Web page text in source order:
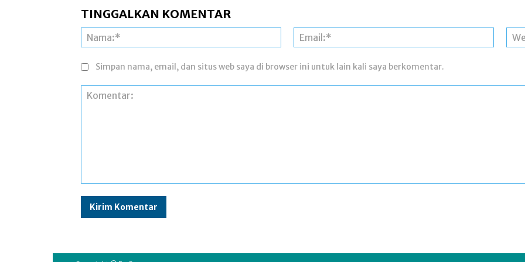
TINGGALKAN KOMENTAR
Nama:* Email:*
Simpan nama, email, dan situs web saya di browser ini untuk lain kali saya berkomentar.